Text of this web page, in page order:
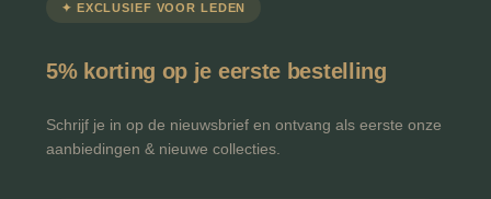
✦ EXCLUSIEF VOOR LEDEN
5% korting op je eerste bestelling
Schrijf je in op de nieuwsbrief en ontvang als eerste onze
aanbiedingen & nieuwe collecties.